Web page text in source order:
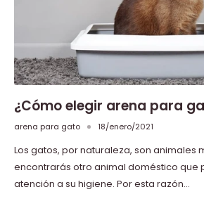
¿Cómo elegir arena para
arena para gato 18/enero/2021
Los gatos, por naturaleza, son animales
encontrarás otro animal doméstico que
atención a su higiene. Por esta razón...